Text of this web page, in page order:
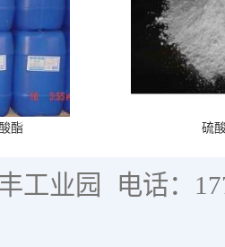
酯 硫
工业园 电话：